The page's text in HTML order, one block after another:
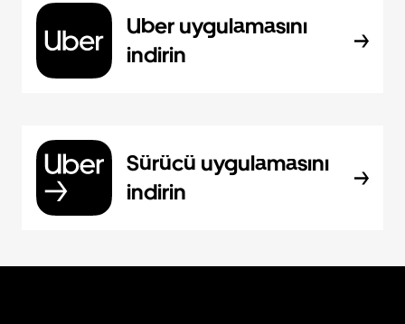
Uber uygulamasını
indirin
Sürücü uygulamasını
indirin